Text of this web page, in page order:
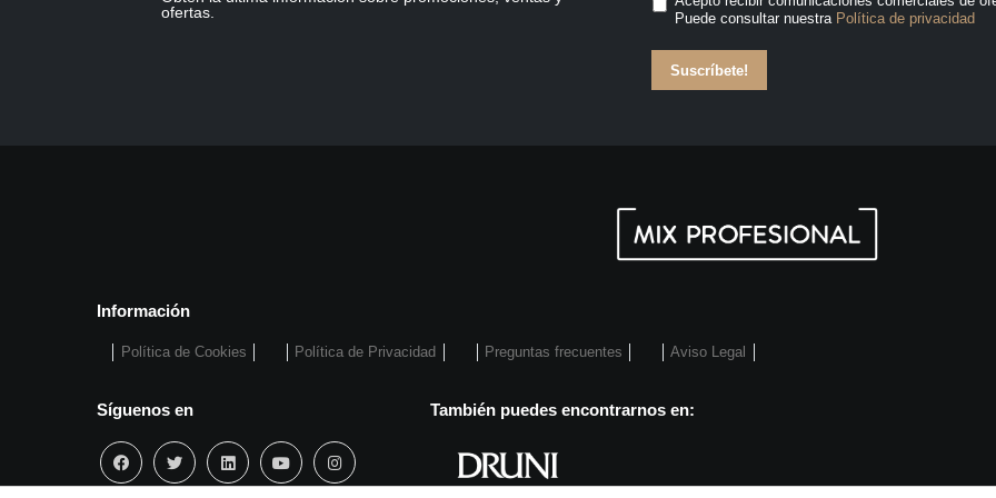
ofertas.
Puede consultar nuestra Política de privacidad
Suscríbete!
Información
Política de Cookies Política de Privacidad Preguntas frecuentes Aviso Legal
Síguenos en También puedes encontrarnos en: